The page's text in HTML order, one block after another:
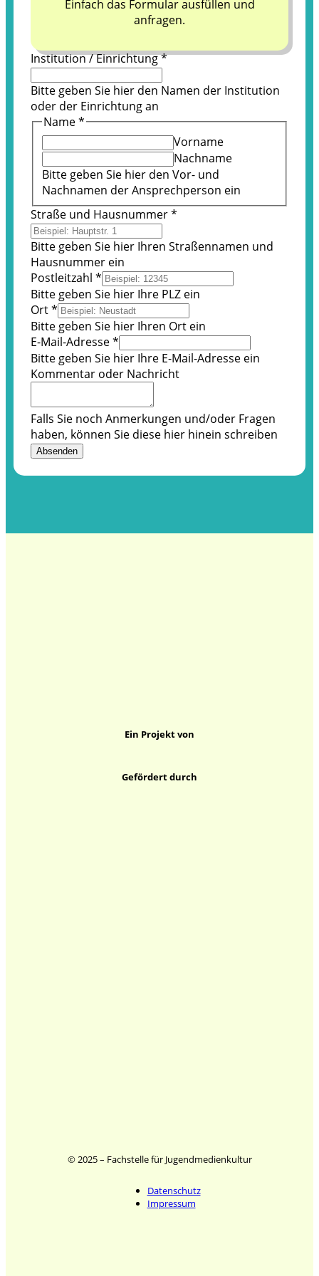
Einfach das Formular ausfüllen und
anfragen.
Institution / Einrichtung*
Bitte geben Sie hier den Namen der Institution
oder der Einrichtung an
Name*
Vorname
Nachname
Bitte geben Sie hier den Vor- und
Nachnamen der Ansprechperson ein
Straße und Hausnummer*
Bitte geben Sie hier Ihren Straßennamen und
Hausnummer ein
Postleitzahl *
Bitte geben Sie hier Ihre PLZ ein
oder
Ort
Nachricht
Ort*
Bitte geben Sie hier Ihren Ort ein
E-Mail-Adresse*
Bitte geben Sie hier Ihre E-Mail-Adresse ein
Kommentar oder Nachricht
Falls Sie noch Anmerkungen und/oder Fragen
haben, können Sie diese hier hinein schreiben
Absenden
Ein Projekt von
Gefördert durch
© 2025 – Fachstelle für Jugendmedienkultur
Datenschutz
Impressum